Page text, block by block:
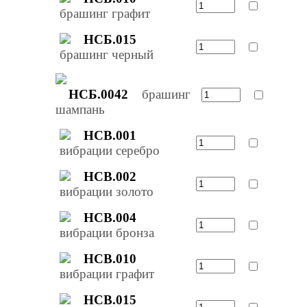
брашинг графит
НСБ.015
брашинг черный
НСБ.0042
брашинг
шампань
НСВ.001
вибрации серебро
НСВ.002
вибрации золото
НСВ.004
вибрации бронза
НСВ.010
вибрации графит
НСВ.015